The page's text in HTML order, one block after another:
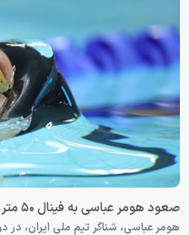
صعود هومر عباسی به فینال ۵۰ متر کرال پشت مسابقات غرب آسیا